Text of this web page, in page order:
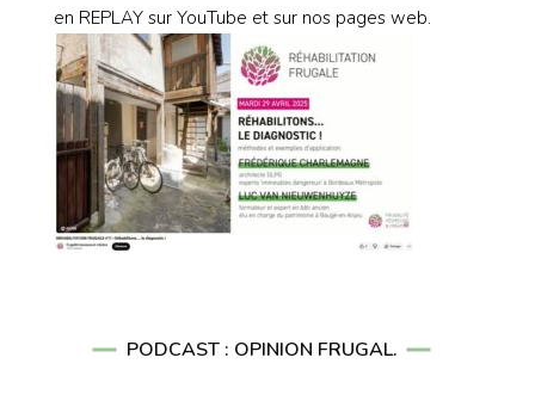
en REPLAY sur YouTube et sur nos pages web.
PODCAST : OPINION FRUGAL.